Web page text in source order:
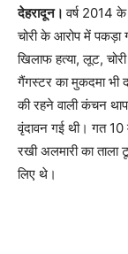
देहरादून।वर्ष 2014 के
चोरी के आरोप में
खिलाफ हत्या, लूट,
गैंगस्टर का मुकदमा भी
की रहने वाली कंचन
वृंदावन गई थी। गत 10
रखी अलमारी का ताला
लिए थे।